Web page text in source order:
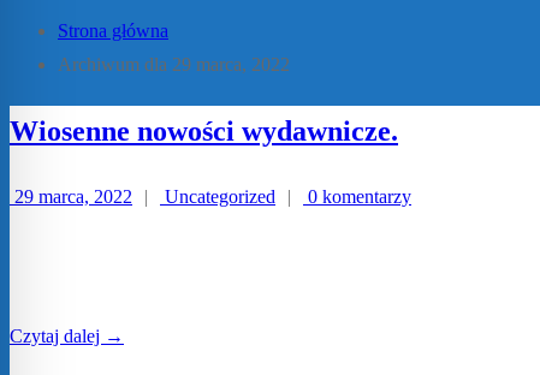
Strona główna
Archiwum dla 29 marca, 2022
Wiosenne nowości wydawnicze.
29 marca, 2022 | Uncategorized | 0 komentarzy
Czytaj dalej →